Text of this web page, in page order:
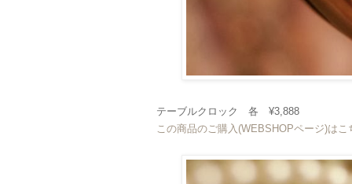
テーブルクロック 各 ¥3,888
この商品のご購入(WEBSHOPページ)は